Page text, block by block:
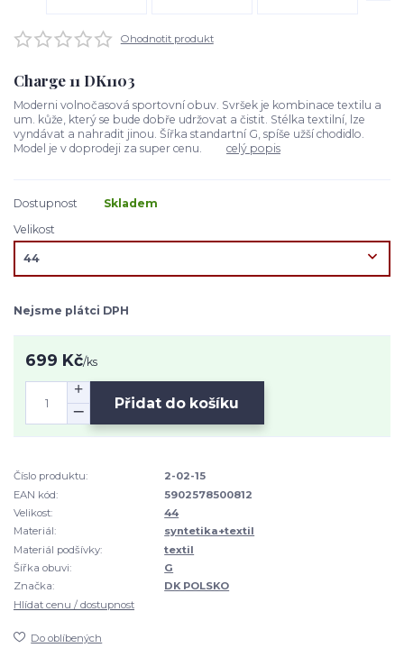
Ohodnotit produkt
Charge 11 DK1103
Moderni volnočasová sportovní obuv. Svršek je kombinace textilu a
um. kůže, který se bude dobře udržovat a čistit. Stélka textilní, lze
vyndávat a nahradit jinou. Šířka standartní G, spíše užší chodidlo.
Model je v doprodeji za super cenu. celý popis
Dostupnost
Skladem
Velikost
Nejsme plátci DPH
699 Kč/ks
Přidat do košíku
Číslo produktu:
2-02-15
EAN kód:
5902578500812
Velikost:
44
Materiál:
syntetika+textil
Materiál podšívky:
textil
Šířka obuvi:
G
Značka:
DK POLSKO
Hlídat cenu / dostupnost
Do oblíbených